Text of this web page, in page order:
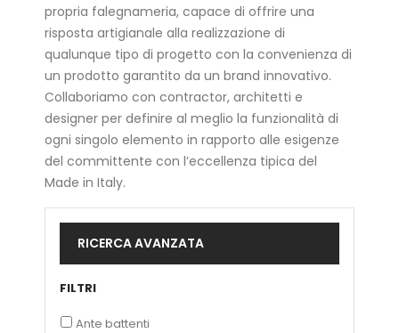
propria falegnameria, capace di offrire una
risposta artigianale alla realizzazione di
qualunque tipo di progetto con la convenienza di
un prodotto garantito da un brand innovativo.
Collaboriamo con contractor, architetti e
designer per definire al meglio la funzionalità di
ogni singolo elemento in rapporto alle esigenze
del committente con l’eccellenza tipica del
Made in Italy.
RICERCA AVANZATA
FILTRI
Ante battenti